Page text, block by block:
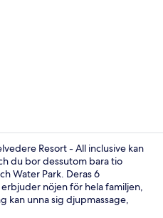
Resort - All inclusive kan
du bor dessutom bara tio
Water Park. Deras 6
nöjen för hela familjen,
kan unna sig djupmassage,